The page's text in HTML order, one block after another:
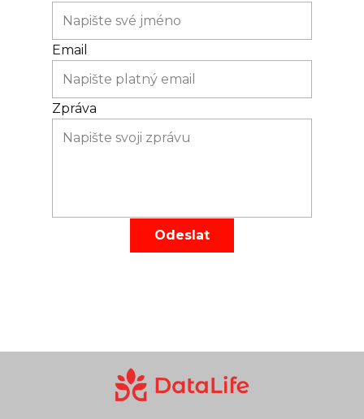
Email
Zpráva
Odeslat